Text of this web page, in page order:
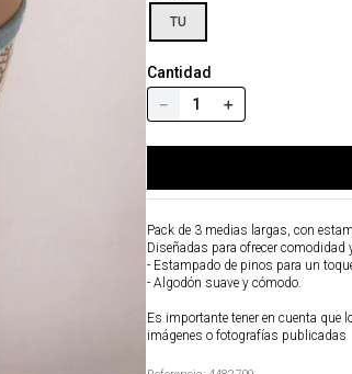
TU
Cantidad
＋
－
Pack de 3 medias largas, con
Diseñadas para ofrecer
- Estampado de pinos para un
- Algodón suave y cómodo.
Es importante tener en cuenta que
imágenes o fotografías publicadas